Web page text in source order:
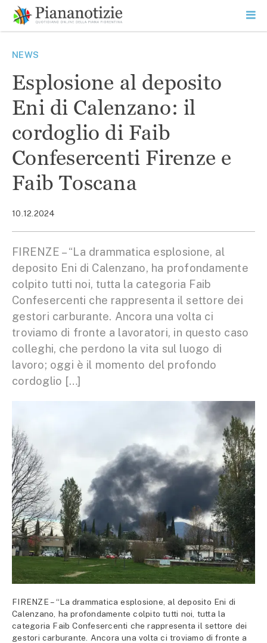
contenuto
SEARCH
NEWS
Esplosione al deposito
Eni di Calenzano: il
cordoglio di Faib
Confesercenti Firenze e
Faib Toscana
10.12.2024
FIRENZE – “La drammatica esplosione, al
deposito Eni di Calenzano, ha profondamente
colpito tutti noi, tutta la categoria Faib
Confesercenti che rappresenta il settore dei
gestori carburante. Ancora una volta ci
troviamo di fronte a lavoratori, in questo caso
colleghi, che perdono la vita sul luogo di
lavoro; oggi è il momento del profondo
cordoglio […]
FIRENZE – “La drammatica esplosione, al deposito Eni di
Calenzano, ha profondamente colpito tutti noi, tutta la
categoria Faib Confesercenti che rappresenta il settore dei
gestori carburante. Ancora una volta ci troviamo di fronte a